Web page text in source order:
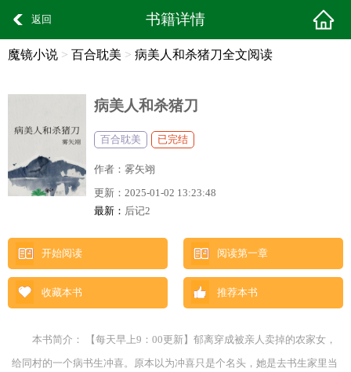
返回 书籍详情
魔镜小说 > 百合耽美 > 病美人和杀猪刀全文阅读
病美人和杀猪刀
百合耽美 已完结
作者： 雾矢翊
更新： 2025-01-02 13:23:48
最新： 后记2
开始阅读 阅读第一章
收藏本书 推荐本书
本书简介： 【每天早上9：00更新】郁离穿成被亲人卖掉的农家女，
给同村的一个病书生冲喜。原本以为冲喜只是个名头，她是去书生家里当